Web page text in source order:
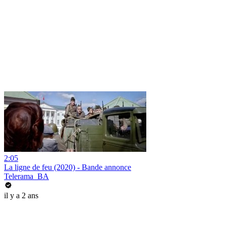
2:05
La ligne de feu (2020) - Bande annonce
Telerama_BA
il y a 2 ans